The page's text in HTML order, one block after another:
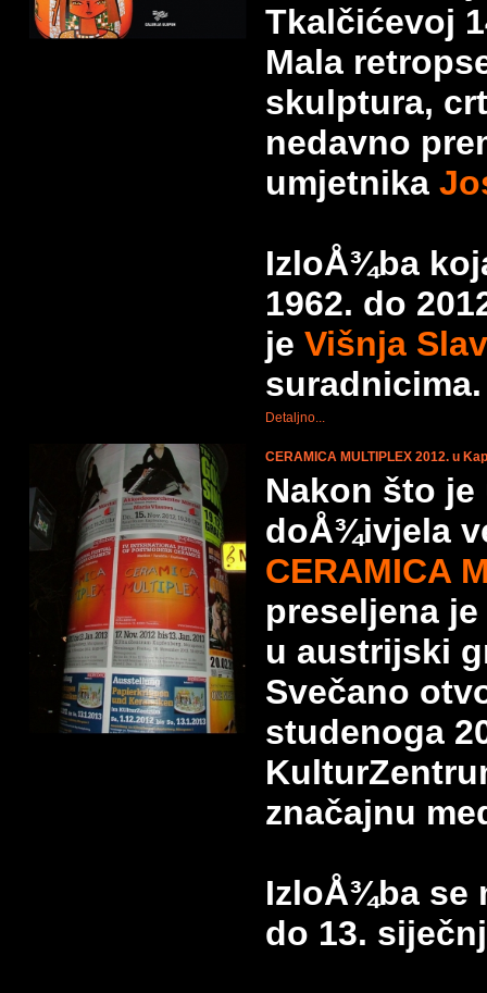
Tkalčićevoj
Mala
skulptura,
nedavno
umjetnika
IzloÅ¾ba
1962. do
je Višnja
suradnicima.
Detaljno...
CERAMICA MULTIPLEX 2012. u
Nakon što
doÅ¾ivjela
CERAMICA
preseljena
u austrijski
Svečano
studenoga
značajnu
IzloÅ¾ba se
do 13.